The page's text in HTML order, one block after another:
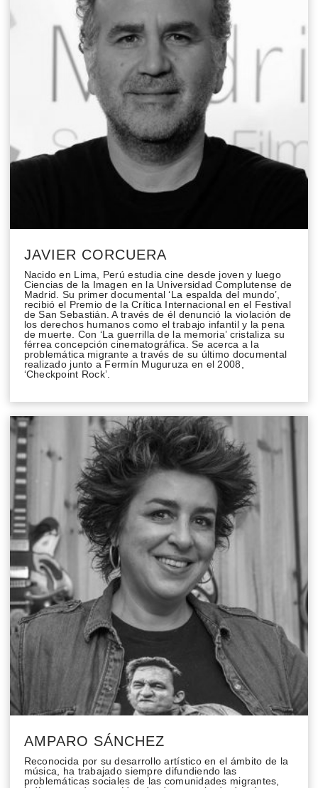
JAVIER CORCUERA
Nacido en Lima, Perú estudia cine desde joven y luego
Ciencias de la Imagen en la Universidad Complutense de
Madrid. Su primer documental ‘La espalda del mundo’,
recibió el Premio de la Crítica Internacional en el Festival
de San Sebastián. A través de él denunció la violación de
los derechos humanos como el trabajo infantil y la pena
de muerte. Con ‘La guerrilla de la memoria’ cristaliza su
férrea concepción cinematográfica. Se acerca a la
problemática migrante a través de su último documental
realizado junto a Fermín Muguruza en el 2008,
‘Checkpoint Rock’.
AMPARO SÁNCHEZ
Reconocida por su desarrollo artístico en el ámbito de la
música, ha trabajado siempre difundiendo las
problemáticas sociales de las comunidades migrantes,